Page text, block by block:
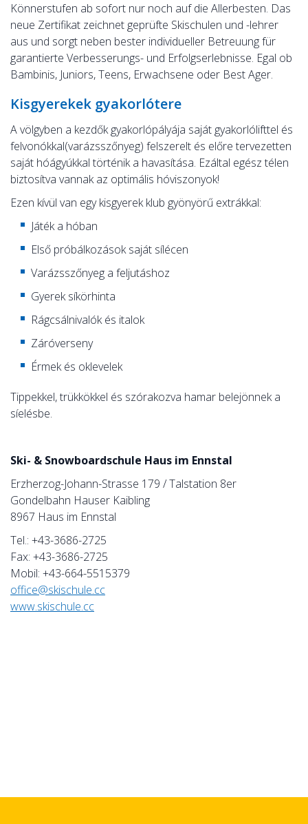
Könnerstufen ab sofort nur noch auf die Allerbesten. Das
neue Zertifikat zeichnet geprüfte Skischulen und -lehrer
aus und sorgt neben bester individueller Betreuung für
garantierte Verbesserungs- und Erfolgserlebnisse. Egal ob
Bambinis, Juniors, Teens, Erwachsene oder Best Ager.
Kisgyerekek gyakorlótere
A völgyben a kezdők gyakorlópályája saját gyakorlólifttel és
felvonókkal(varázsszőnyeg) felszerelt és előre tervezetten
saját hóágyúkkal történik a havasítása. Ezáltal egész télen
biztosítva vannak az optimális hóviszonyok!
Ezen kívül van egy kisgyerek klub gyönyörű extrákkal:
Játék a hóban
Első próbálkozások saját sílécen
Varázsszőnyeg a feljutáshoz
Gyerek síkörhinta
Rágcsálnivalók és italok
Záróverseny
Érmek és oklevelek
Tippekkel, trükkökkel és szórakozva hamar belejönnek a
síelésbe.
Ski- & Snowboardschule Haus im Ennstal
Erzherzog-Johann-Strasse 179 / Talstation 8er
Gondelbahn Hauser Kaibling
8967 Haus im Ennstal
Tel.: +43-3686-2725
Fax: +43-3686-2725
Mobil: +43-664-5515379
office@skischule.cc
www.skischule.cc